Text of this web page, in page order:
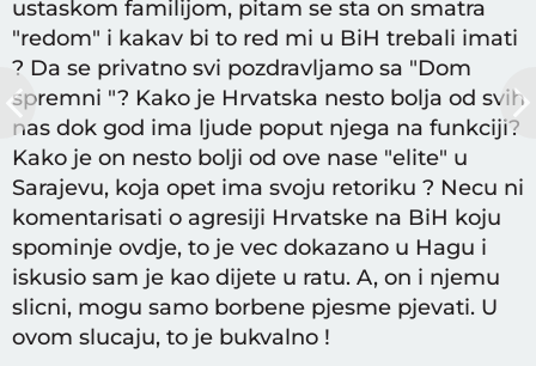
ustaskom familijom, pitam se sta on smatra
"redom" i kakav bi to red mi u BiH trebali imati
? Da se privatno svi pozdravljamo sa "Dom
spremni "? Kako je Hrvatska nesto bolja od svih
nas dok god ima ljude poput njega na funkciji?
Kako je on nesto bolji od ove nase "elite" u
Sarajevu, koja opet ima svoju retoriku ? Necu ni
komentarisati o agresiji Hrvatske na BiH koju
spominje ovdje, to je vec dokazano u Hagu i
iskusio sam je kao dijete u ratu. A, on i njemu
slicni, mogu samo borbene pjesme pjevati. U
ovom slucaju, to je bukvalno !